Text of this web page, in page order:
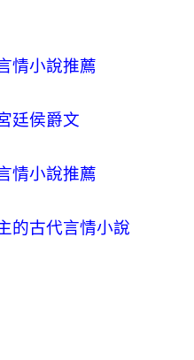
情小說推薦
廷侯爵文
情小說推薦
的古代言情小說